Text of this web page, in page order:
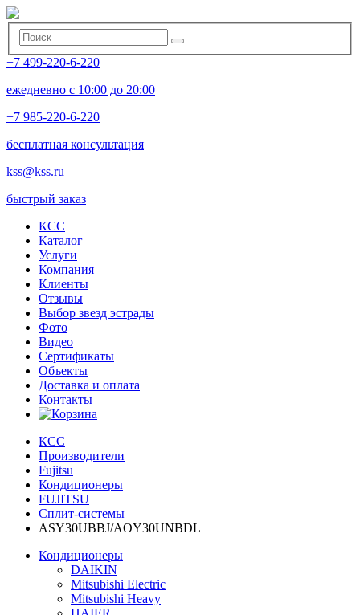
+7 499-220-6-220
ежедневно с 10:00 до 20:00
+7 985-220-6-220
бесплатная консультация
kss@kss.ru
быстрый заказ
КСС
Каталог
Услуги
Компания
Клиенты
Oтзывы
Выбор звезд эстрады
Фото
Видео
Сертификаты
Объекты
Доставка и оплата
Контакты
КСС
Производители
Fujitsu
Кондиционеры
FUJITSU
Сплит-системы
ASY30UBBJ/AOY30UNBDL
Кондиционеры
DAIKIN
Mitsubishi Electric
Mitsubishi Heavy